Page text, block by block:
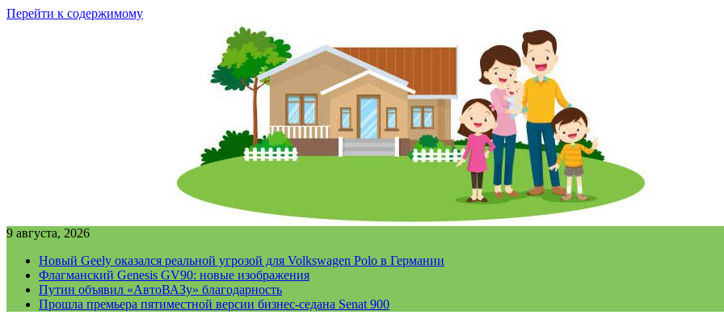
Перейти к содержимому
9 августа, 2026
Новый Geely оказался реальной угрозой для Volkswagen Polo в Германии
Флагманский Genesis GV90: новые изображения
Путин объявил «АвтоВАЗу» благодарность
Прошла премьера пятиместной версии бизнес-седана Senat 900